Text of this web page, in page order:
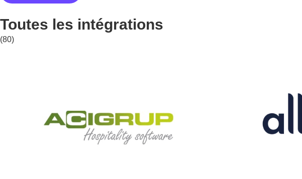
Toutes les intégrations
(80)